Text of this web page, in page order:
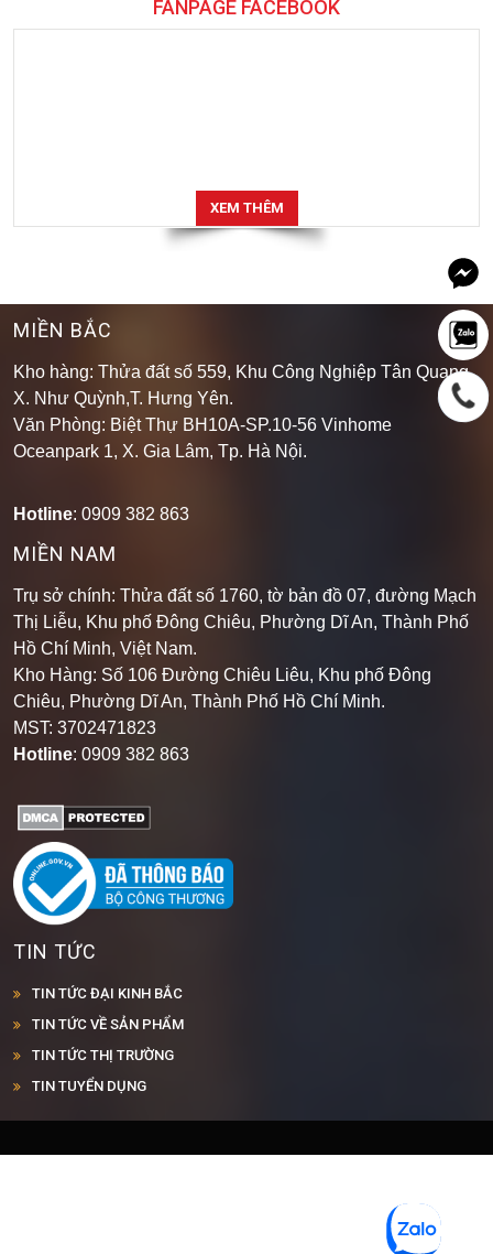
FANPAGE FACEBOOK
XEM THÊM
MIỀN BẮC
Kho hàng: Thửa đất số 559, Khu Công Nghiệp Tân Quang,
X. Như Quỳnh,T. Hưng Yên.
Văn Phòng: Biệt Thự BH10A-SP.10-56 Vinhome
Oceanpark 1, X. Gia Lâm, Tp. Hà Nội.
Hotline: 0909 382 863
MIỀN NAM
Trụ sở chính: Thửa đất số 1760, tờ bản đồ 07, đường Mạch
Thị Liễu, Khu phố Đông Chiêu, Phường Dĩ An, Thành Phố
Hồ Chí Minh, Việt Nam.
Kho Hàng: Số 106 Đường Chiêu Liêu, Khu phố Đông
Chiêu, Phường Dĩ An, Thành Phố Hồ Chí Minh.
MST: 3702471823
Hotline: 0909 382 863
TIN TỨC
TIN TỨC ĐẠI KINH BẮC
TIN TỨC VỀ SẢN PHẨM
TIN TỨC THỊ TRƯỜNG
TIN TUYỂN DỤNG